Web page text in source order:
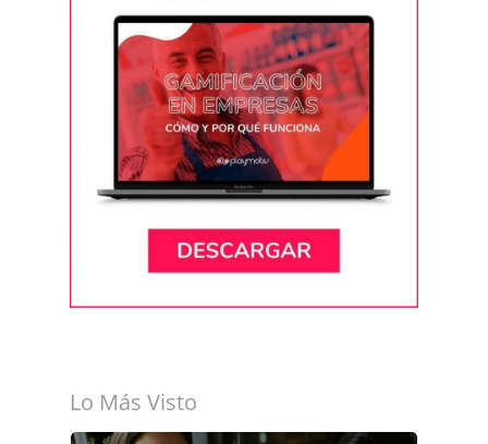
Lo Más Visto